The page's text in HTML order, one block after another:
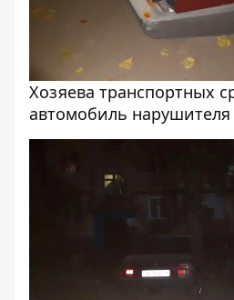
Хозяева транспортных
автомобиль нарушителя